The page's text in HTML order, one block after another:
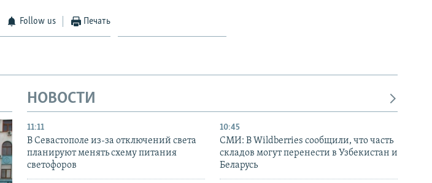
Follow us Печать
НОВОСТИ
11:11
В Севастополе из-за отключений света
планируют менять схему питания
светофоров
10:45
СМИ: В Wildberries сообщили, что часть
складов могут перенести в Узбекистан и
Беларусь